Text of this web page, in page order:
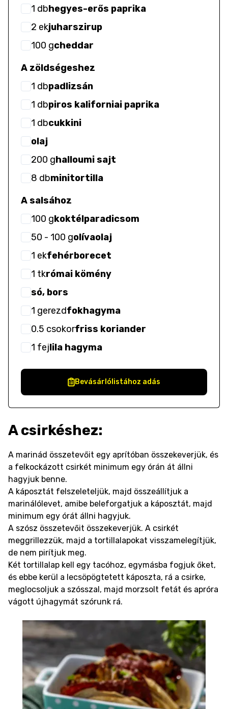
1 dbhegyes-erős paprika
2 ekjuharszirup
100 gcheddar
A zöldségeshez
1 dbpadlizsán
1 dbpiros kaliforniai paprika
1 dbcukkini
olaj
200 ghalloumi sajt
8 dbminitortilla
A salsához
100 gkoktélparadicsom
50 - 100 golívaolaj
1 ekfehérborecet
1 tkrómai kömény
só, bors
1 gerezdfokhagyma
0.5 csokorfriss koriander
1 fejlila hagyma
Bevásárlólistához adás
A csirkéshez:
A marinád összetevőit egy aprítóban összekeverjük, és
a felkockázott csirkét minimum egy órán át állni
hagyjuk benne.
A káposztát felszeleteljük, majd összeállítjuk a
marinálólevet, amibe beleforgatjuk a káposztát, majd
minimum egy órát állni hagyjuk.
A szósz összetevőit összekeverjük. A csirkét
meggrillezzük, majd a tortillalapokat visszamelegítjük,
de nem pirítjuk meg.
Két tortillalap kell egy tacóhoz, egymásba fogjuk őket,
és ebbe kerül a lecsöpögtetett káposzta, rá a csirke,
meglocsoljuk a szósszal, majd morzsolt fetát és apróra
vágott újhagymát szórunk rá.